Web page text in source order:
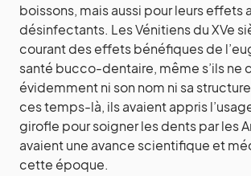
boissons, mais aussi pour leurs effets
désinfectants. Les Vénitiens du XVe
courant des effets bénéfiques de
santé bucco-dentaire, même s’ils ne
évidemment ni son nom ni sa
ces temps-là, ils avaient appris
girofle pour soigner les dents par les
avaient une avance scientifique et
cette époque.